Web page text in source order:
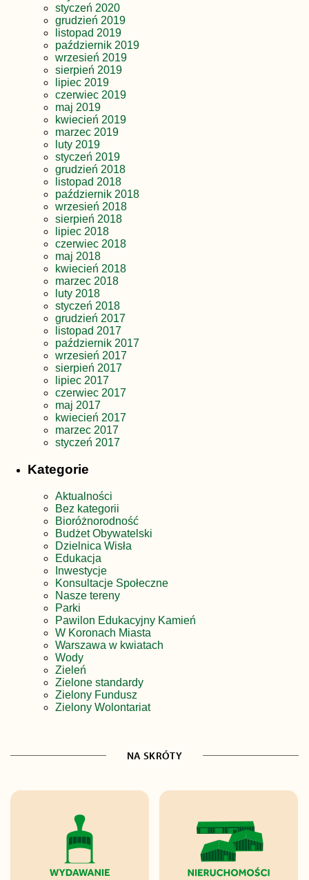
styczeń 2020
grudzień 2019
listopad 2019
październik 2019
wrzesień 2019
sierpień 2019
lipiec 2019
czerwiec 2019
maj 2019
kwiecień 2019
marzec 2019
luty 2019
styczeń 2019
grudzień 2018
listopad 2018
październik 2018
wrzesień 2018
sierpień 2018
lipiec 2018
czerwiec 2018
maj 2018
kwiecień 2018
marzec 2018
luty 2018
styczeń 2018
grudzień 2017
listopad 2017
październik 2017
wrzesień 2017
sierpień 2017
lipiec 2017
czerwiec 2017
maj 2017
kwiecień 2017
marzec 2017
styczeń 2017
Kategorie
Aktualności
Bez kategorii
Bioróżnorodność
Budżet Obywatelski
Dzielnica Wisła
Edukacja
Inwestycje
Konsultacje Społeczne
Nasze tereny
Parki
Pawilon Edukacyjny Kamień
W Koronach Miasta
Warszawa w kwiatach
Wody
Zieleń
Zielone standardy
Zielony Fundusz
Zielony Wolontariat
NA SKRÓTY